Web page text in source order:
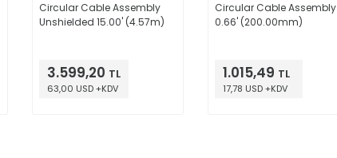
Circular Cable Assembly
Unshielded 15.00' (4.57m)
3.599,20 TL
63,00 USD +KDV
Circular Cable Assembly
0.66' (200.00mm)
1.015,49 TL
17,78 USD +KDV